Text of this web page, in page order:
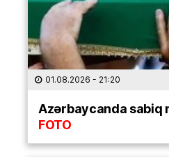
01.08.2026 - 21:20
Azərbaycanda sabiq
FOTO